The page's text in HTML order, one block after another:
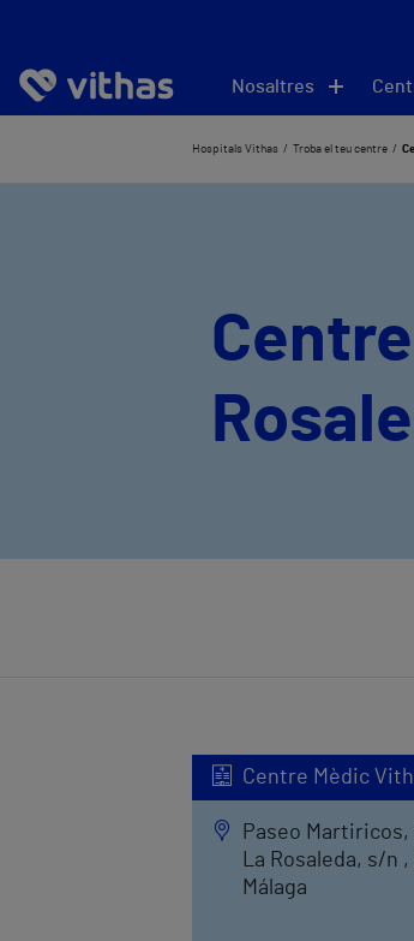
Nosaltres
Hospitals Vithas Troba el teu centre
Centre Mèdic
Paseo
La Rosaleda, s/n ,
Málaga